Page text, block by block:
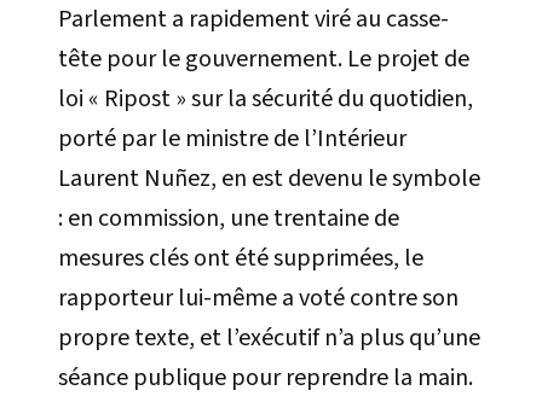
Parlement a rapidement viré au casse-
tête pour le gouvernement. Le projet de
loi « Ripost » sur la sécurité du quotidien,
porté par le ministre de l’Intérieur
Laurent Nuñez, en est devenu le symbole
: en commission, une trentaine de
mesures clés ont été supprimées, le
rapporteur lui-même a voté contre son
propre texte, et l’exécutif n’a plus qu’une
séance publique pour reprendre la main.